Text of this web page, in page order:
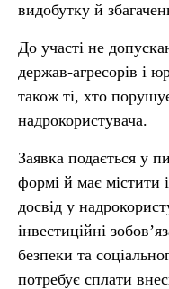
видобутку й
До участі не
держав-агресорів і
також ті, хто
надрокористувача.
Заявка подається у
формі й має містити
досвід у
інвестиційні
безпеки та
потребує сплати